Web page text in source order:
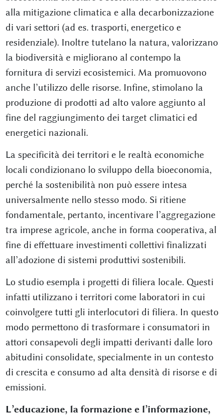
alla mitigazione climatica e alla decarbonizzazione
di vari settori (ad es. trasporti, energetico e
residenziale). Inoltre tutelano la natura, valorizzano
la biodiversità e migliorano al contempo la
fornitura di servizi ecosistemici. Ma promuovono
anche l’utilizzo delle risorse. Infine, stimolano la
produzione di prodotti ad alto valore aggiunto al
fine del raggiungimento dei target climatici ed
energetici nazionali.
La specificità dei territori e le realtà economiche
locali condizionano lo sviluppo della bioeconomia,
perché la sostenibilità non può essere intesa
universalmente nello stesso modo. Si ritiene
fondamentale, pertanto, incentivare l’aggregazione
tra imprese agricole, anche in forma cooperativa, al
fine di effettuare investimenti collettivi finalizzati
all’adozione di sistemi produttivi sostenibili.
Lo studio esempla i progetti di filiera locale. Questi
infatti utilizzano i territori come laboratori in cui
coinvolgere tutti gli interlocutori di filiera. In questo
modo permettono di trasformare i consumatori in
attori consapevoli degli impatti derivanti dalle loro
abitudini consolidate, specialmente in un contesto
di crescita e consumo ad alta densità di risorse e di
emissioni.
L’educazione, la formazione e l’informazione,